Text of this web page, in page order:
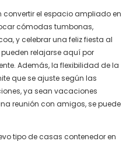
convertir el espacio ampliado en
cómodas tumbonas,
y celebrar una feliz fiesta al
pueden relajarse aquí por
Además, la flexibilidad de la
que se ajuste según las
ya sean vacaciones
reunión con amigos, se puede